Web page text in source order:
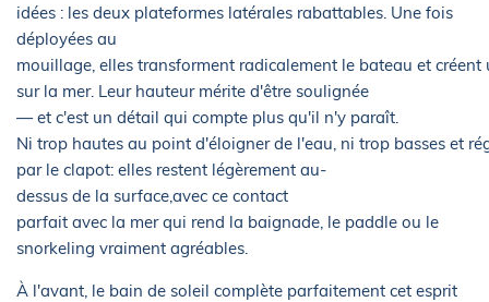
idées : les deux plateformes latérales rabattables. Une fois
déployées au
mouillage, elles transforment radicalement le bateau et créent
sur la mer. Leur hauteur mérite d'être soulignée
— et c'est un détail qui compte plus qu'il n'y paraît.
Ni trop hautes au point d'éloigner de l'eau, ni trop basses et
par le clapot: elles restent légèrement au-
dessus de la surface,avec ce contact
parfait avec la mer qui rend la baignade, le paddle ou le
snorkeling vraiment agréables.
À l'avant, le bain de soleil complète parfaitement cet esprit